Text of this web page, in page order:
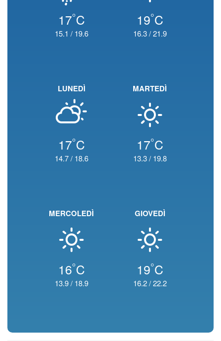
17°C
15.1 / 19.6
19°C
16.3/21.9
LUNEDÌ
17°C
14.7/ 18.6
MARTEDÌ
17°C
13.3/ 19.8
MERCOLEDÌ
16°C
13.9/ 18.9
GIOVEDÌ
19°C
16.2/22.2